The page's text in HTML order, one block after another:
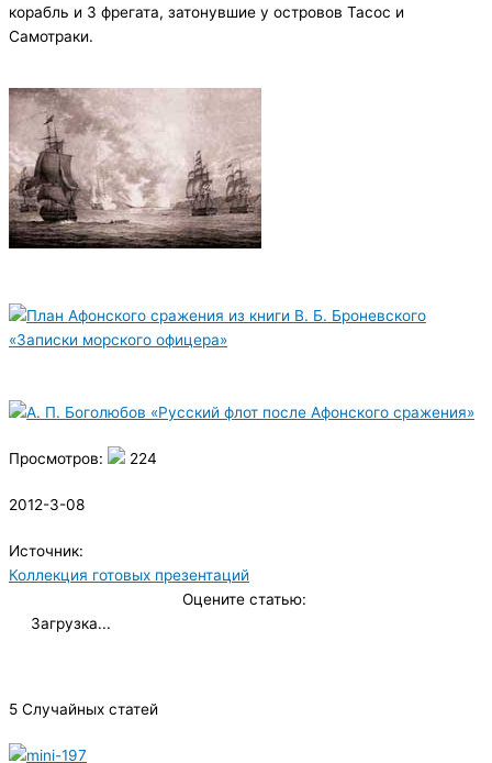
корабль и 3 фрегата, затонувшие у островов Тасос и
Самотраки.
Просмотров: 224
2012-3-08
Источник:
Коллекция готовых презентаций
Оцените статью:
Загрузка...
5 Случайных статей